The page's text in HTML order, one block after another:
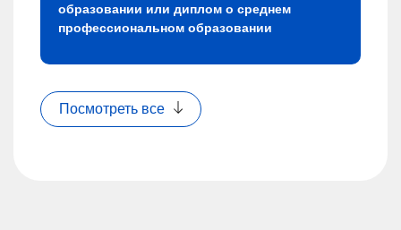
образовании или диплом о среднем
профессиональном образовании
Посмотреть все